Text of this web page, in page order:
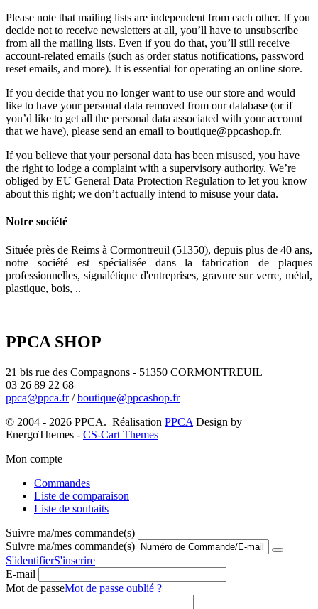
Please note that mailing lists are independent from each other. If you
decide not to receive newsletters at all, you’ll have to unsubscribe
from all the mailing lists. Even if you do that, you’ll still receive
account-related emails (such as order status notifications, password
reset emails, and more). It is essential for operating an online store.
If you decide that you no longer want to use our store and would
like to have your personal data removed from our database (or if
you’d like to get all the personal data associated with your account
that we have), please send an email to boutique@ppcashop.fr.
If you believe that your personal data has been misused, you have
the right to lodge a complaint with a supervisory authority. We’re
obliged by EU General Data Protection Regulation to let you know
about this right; we don’t actually intend to misuse your data.
Notre société
Située près de Reims à Cormontreuil (51350), depuis plus de 40 ans,
notre société est spécialisée dans la fabrication de plaques
professionnelles, signalétique d'entreprises, gravure sur verre, métal,
plastique, bois, ..
PPCA SHOP
21 bis rue des Compagnons - 51350 CORMONTREUIL
03 26 89 22 68
ppca@ppca.fr/boutique@ppcashop.fr
© 2004 - 2026 PPCA. Réalisation PPCA Design by
EnergoThemes - CS-Cart Themes
Mon compte
Commandes
Liste de comparaison
Liste de souhaits
Suivre ma/mes commande(s)
Suivre ma/mes commande(s)
S'identifierS'inscrire
E-mail
Mot de passeMot de passe oublié ?